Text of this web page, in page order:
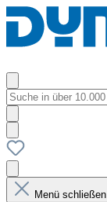
Menü schließen